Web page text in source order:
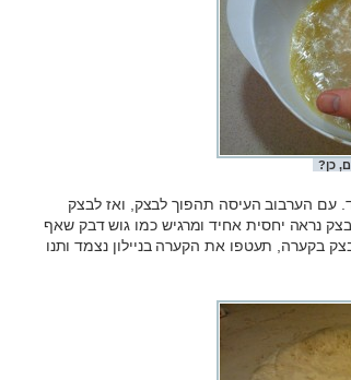
כן?
עם הערבוב העיסה תהפוך לבצק, ואז לבצק
נראה יחסית אחיד ומרגיש כמו גוש דבק שאף
בקערה, תעטפו את הקערה בניילון נצמד ותנו